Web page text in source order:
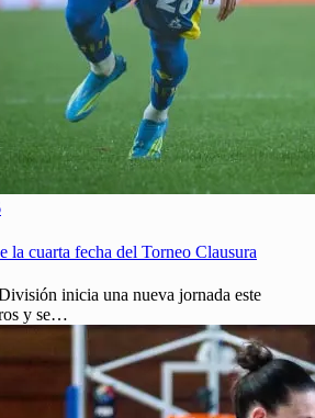
la cuarta fecha del Torneo Clausura
inicia una nueva jornada este
y se…